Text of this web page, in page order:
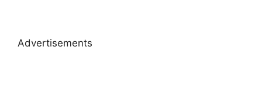
Advertisements